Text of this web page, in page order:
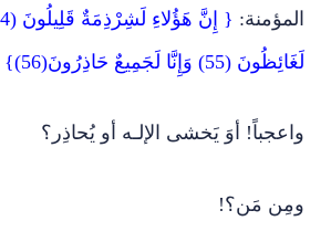
المؤمنة:
لَغَائِظُونَ (55) وَإِنَّا لَجَمِيعٌ حَاذِرُونَ(56)} [الشعراء] .
واعجباً! أوَ يَخشى الإلـه أو يُحاذِر؟
ومِن مَن؟!